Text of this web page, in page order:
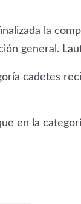
la
general.
cadetes
en la